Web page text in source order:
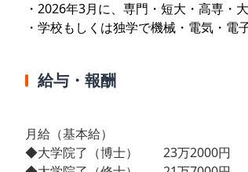
・2026年3月に、専門・短大・高専・
・学校もしくは独学で機械・電気・
給与・報酬
月給（基本給）
◆大学院了（博士） 23万2000円 （